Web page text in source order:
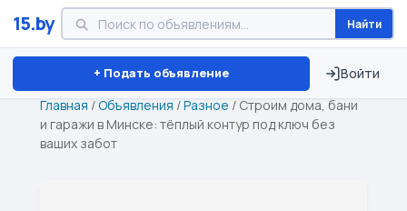
15.by Найти
+ Подать объявление Войти
Минск Витебск Брест ⏱ ТОЛЬКО 15 ДНЕЙ
Главная /Объявления /Разное / Строим дома, бани
и гаражи в Минске: тёплый контур под ключ без
ваших забот